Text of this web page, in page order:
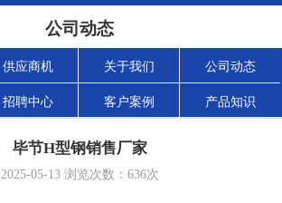
公司动态
供应商机 关于我们 公司动态
招聘中心 客户案例 产品知识
毕节H型钢销售厂家
2025-05-13浏览次数： 636次